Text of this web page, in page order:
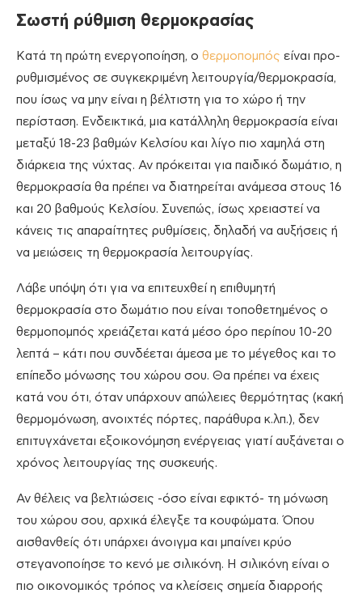
Σωστή ρύθμιση θερμοκρασίας
Κατά τη πρώτη ενεργοποίηση, ο θερμοπομπός είναι προ-
ρυθμισμένος σε συγκεκριμένη λειτουργία/θερμοκρασία,
που ίσως να μην είναι η βέλτιστη για το χώρο ή την
περίσταση. Ενδεικτικά, μια κατάλληλη θερμοκρασία είναι
μεταξύ 18-23 βαθμών Κελσίου και λίγο πιο χαμηλά στη
διάρκεια της νύχτας. Αν πρόκειται για παιδικό δωμάτιο, η
θερμοκρασία θα πρέπει να διατηρείται ανάμεσα στους 16
και 20 βαθμούς Κελσίου. Συνεπώς, ίσως χρειαστεί να
κάνεις τις απαραίτητες ρυθμίσεις, δηλαδή να αυξήσεις ή
να μειώσεις τη θερμοκρασία λειτουργίας.
Λάβε υπόψη ότι για να επιτευχθεί η επιθυμητή
θερμοκρασία στο δωμάτιο που είναι τοποθετημένος ο
θερμοπομπός χρειάζεται κατά μέσο όρο περίπου 10-20
λεπτά – κάτι που συνδέεται άμεσα με το μέγεθος και το
επίπεδο μόνωσης του χώρου σου. Θα πρέπει να έχεις
κατά νου ότι, όταν υπάρχουν απώλειες θερμότητας (κακή
θερμομόνωση, ανοιχτές πόρτες, παράθυρα κ.λπ.), δεν
επιτυγχάνεται εξοικονόμηση ενέργειας γιατί αυξάνεται ο
χρόνος λειτουργίας της συσκευής.
Αν θέλεις να βελτιώσεις -όσο είναι εφικτό- τη μόνωση
του χώρου σου, αρχικά έλεγξε τα κουφώματα. Όπου
αισθανθείς ότι υπάρχει άνοιγμα και μπαίνει κρύο
στεγανοποίησε το κενό με σιλικόνη. Η σιλικόνη είναι ο
πιο οικονομικός τρόπος να κλείσεις σημεία διαρροής